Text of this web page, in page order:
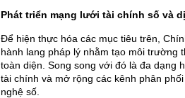
Phát triển mạng lưới tài chính số và
Để hiện thực hóa các mục tiêu trên,
hành lang pháp lý nhằm tạo môi trường
toàn diện. Song song với đó là đa dạng
tài chính và mở rộng các kênh phân
nghệ số.